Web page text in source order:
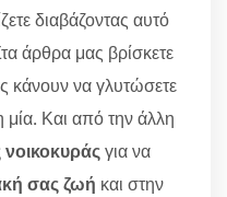
διαβάζοντας αυτό
άρθρα μας βρίσκετε
κάνουν να γλυτώσετε
μία. Και από την άλλη
νοικοκυράςγια να
σας ζωή και στην